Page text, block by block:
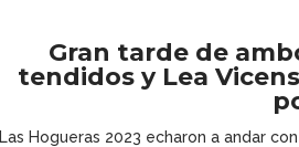
Gran tarde de
tendidos y Lea
Las Hogueras 2023 echaron a andar